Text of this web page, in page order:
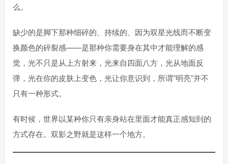
么。
缺少的是脚下那种细碎的、持续的、因为双星光线而不断变
换颜色的碎裂感——是那种你需要身在其中才能理解的感
觉，光不只是从上方射来，光来自四面八方，光从地面反
弹，光在你的皮肤上变色，光让你意识到，所谓”明亮”并不
只有一种形式。
有时候，世界以某种你只有亲身站在里面才能真正感知到的
方式存在。双影之野就是这样一个地方。